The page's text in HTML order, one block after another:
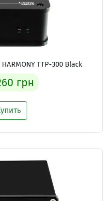
HARMONY TTP-300 Black
грн